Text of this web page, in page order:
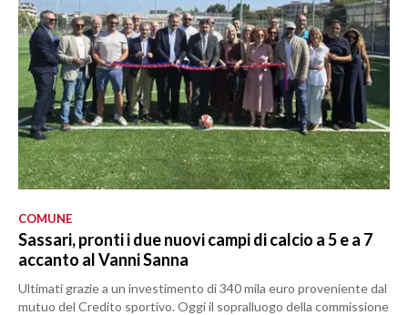
COMUNE
Sassari, pronti i due nuovi campi di calcio a 5 e a 7
accanto al Vanni Sanna
Ultimati grazie a un investimento di 340 mila euro proveniente dal
mutuo del Credito sportivo. Oggi il sopralluogo della commissione